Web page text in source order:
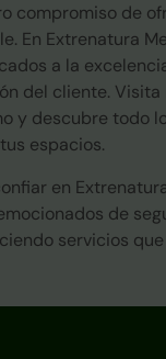
compromiso de
En Extrenatura
a la
del cliente. Visita
y descubre todo
espacios.
en
de
servicios